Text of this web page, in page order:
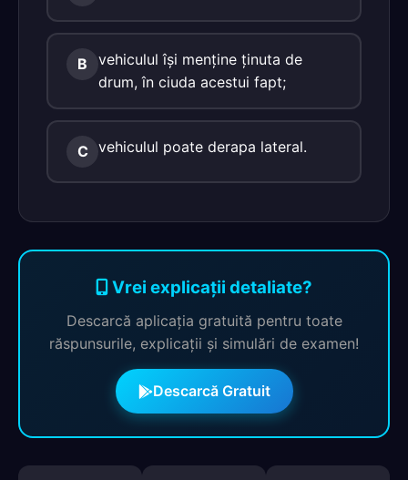
B
vehiculul îşi menţine ţinuta de
drum, în ciuda acestui fapt;
C vehiculul poate derapa lateral.
Vrei explicații detaliate?
Descarcă aplicația gratuită pentru toate
răspunsurile, explicații și simulări de examen!
Descarcă Gratuit